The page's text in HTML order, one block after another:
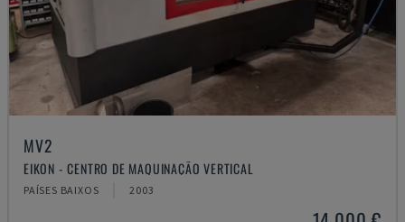
MV2
EIKON - CENTRO DE MAQUINAÇÃO VERTICAL
PAÍSES BAIXOS 2003